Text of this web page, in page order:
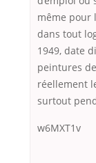
même pour
dans tout
1949, date
peintures
réellement
surtout
w6MXT1v